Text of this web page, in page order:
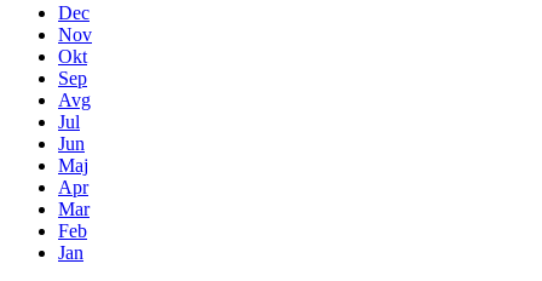
Dec
Nov
Okt
Sep
Avg
Jul
Jun
Maj
Apr
Mar
Feb
Jan